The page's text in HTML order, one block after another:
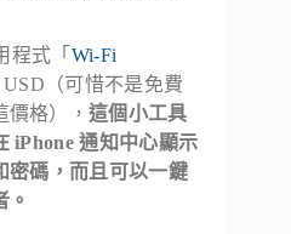
程式「 Wi-Fi
（可惜不是免費
價格），這個小工具
iPhone 通知中心顯示
密碼，而且可以一鍵
。